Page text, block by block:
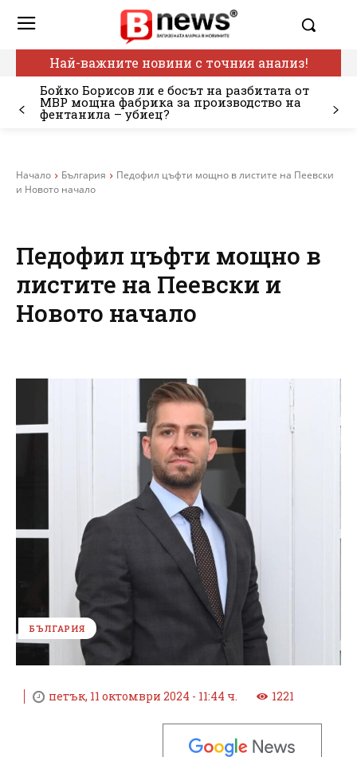
Най-важните новини с точния анализ!
Бойко Борисов ли е босът на разбитата от
МВР мощна фабрика за производство на
фентанила – убиец?
Начало България
Педофил цъфти мощно в листите на Пеевски
и Новото начало
Педофил цъфти мощно в
листите на Пеевски и
Новото начало
БЪЛГАРИЯ
петък, 11 октомври 2024 - 11:44 ч. 1221